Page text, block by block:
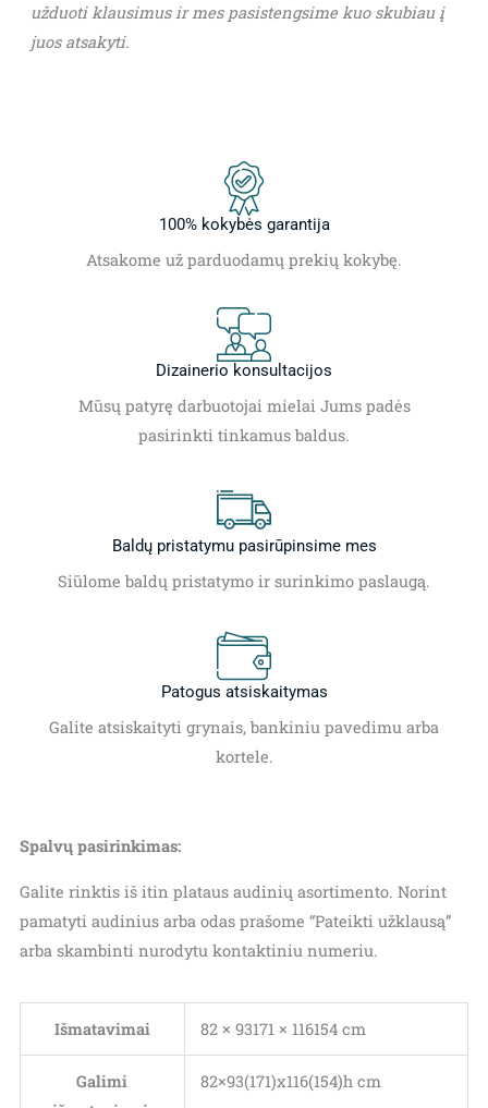
užduoti klausimus ir mes pasistengsime kuo skubiau į
juos atsakyti.
100% kokybės garantija
Atsakome už parduodamų prekių kokybę.
Dizainerio konsultacijos
Mūsų patyrę darbuotojai mielai Jums padės
pasirinkti tinkamus baldus.
Baldų pristatymu pasirūpinsime mes
Siūlome baldų pristatymo ir surinkimo paslaugą.
Patogus atsiskaitymas
Galite atsiskaityti grynais, bankiniu pavedimu arba
kortele.
Spalvų pasirinkimas:
Galite rinktis iš itin plataus audinių asortimento. Norint
pamatyti audinius arba odas prašome “Pateikti užklausą”
arba skambinti nurodytu kontaktiniu numeriu.
Išmatavimai 82 × 93171 × 116154 cm
Galimi
82×93(171)x116(154)h cm